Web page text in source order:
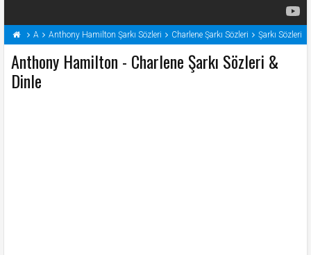
A Anthony Hamilton Şarkı Sözleri Charlene Şarkı Sözleri Şarkı Sözleri
Anthony Hamilton - Charlene Şarkı Sözleri &
Dinle